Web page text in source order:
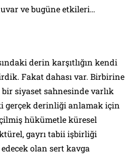
ve bugüne etkileri…
derin karşıtlığın kendi
Fakat dahası var. Birbirine
siyaset sahnesinde varlık
gerçek derinliği anlamak için
hükümetle küresel
gayrı tabii işbirliği
olan sert kavga